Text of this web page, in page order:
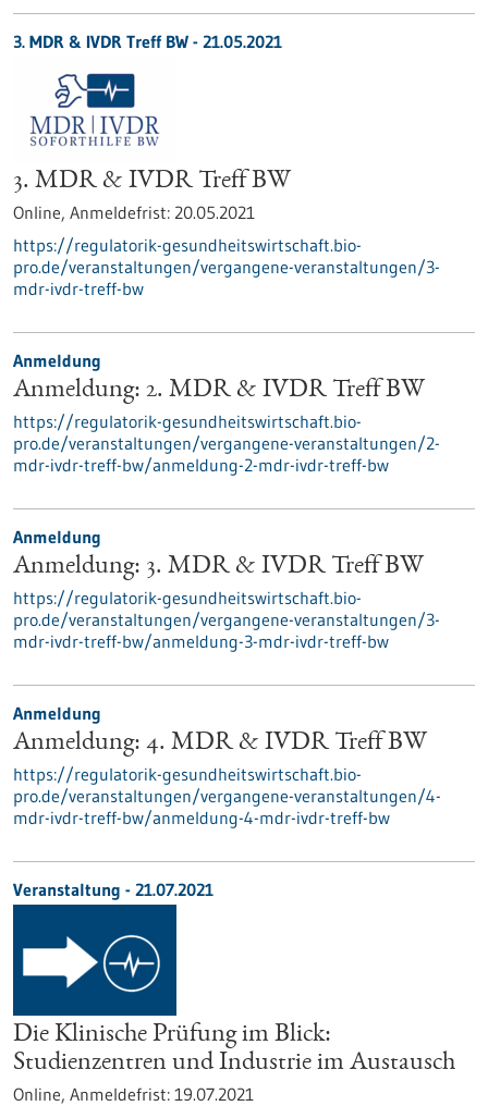
3. MDR & IVDR Treff BW - 21.05.2021
3. MDR & IVDR Treff BW
Online, Anmeldefrist: 20.05.2021
https://regulatorik-gesundheitswirtschaft.bio-
pro.de/veranstaltungen/vergangene-veranstaltungen/3-
mdr-ivdr-treff-bw
Anmeldung
Anmeldung: 2. MDR & IVDR Treff BW
https://regulatorik-gesundheitswirtschaft.bio-
pro.de/veranstaltungen/vergangene-veranstaltungen/2-
mdr-ivdr-treff-bw/anmeldung-2-mdr-ivdr-treff-bw
Anmeldung
Anmeldung: 3. MDR & IVDR Treff BW
https://regulatorik-gesundheitswirtschaft.bio-
pro.de/veranstaltungen/vergangene-veranstaltungen/3-
mdr-ivdr-treff-bw/anmeldung-3-mdr-ivdr-treff-bw
Anmeldung
Anmeldung: 4. MDR & IVDR Treff BW
https://regulatorik-gesundheitswirtschaft.bio-
pro.de/veranstaltungen/vergangene-veranstaltungen/4-
mdr-ivdr-treff-bw/anmeldung-4-mdr-ivdr-treff-bw
Veranstaltung - 21.07.2021
Die Klinische Prüfung im Blick:
Studienzentren und Industrie im Austausch
Online, Anmeldefrist: 19.07.2021